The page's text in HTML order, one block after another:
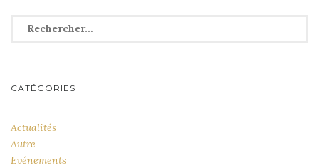
Rechercher :
CATÉGORIES
Actualités
Autre
Evénements